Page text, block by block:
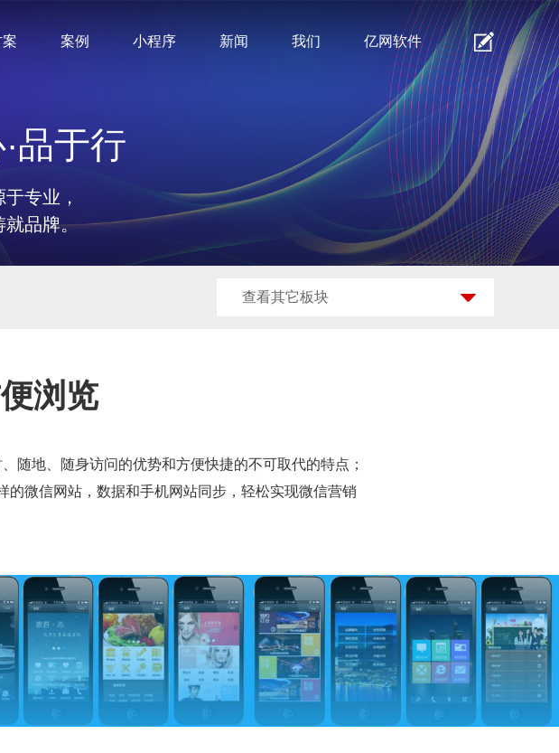
案例 小程序 新闻 我们 亿网软件
品于行
专业，
就品牌。
查看其它板块
浏览
随地、随身访问的优势和方便快捷的不可取代的特点；
微信网站，数据和手机网站同步，轻松实现微信营销